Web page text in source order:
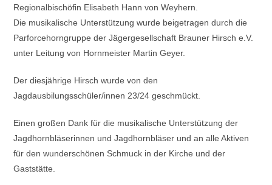
Regionalbischöfin Elisabeth Hann von Weyhern.
Die musikalische Unterstützung wurde beigetragen durch die
Parforcehorngruppe der Jägergesellschaft Brauner Hirsch e.V.
unter Leitung von Hornmeister Martin Geyer.
Der diesjährige Hirsch wurde von den
Jagdausbilungsschüler/innen 23/24 geschmückt.
Einen großen Dank für die musikalische Unterstützung der
Jagdhornbläserinnen und Jagdhornbläser und an alle Aktiven
für den wunderschönen Schmuck in der Kirche und der
Gaststätte.